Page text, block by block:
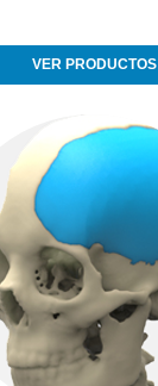
VER PRODUCTOS